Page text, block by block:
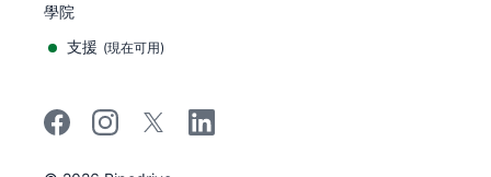
學院
支援 (現在可用)